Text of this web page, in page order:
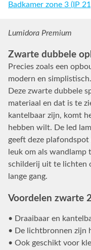
Badkamer zone 3 (IP
Lumidora Premium
Zwarte dubbele
Precies zoals een
modern en simplistisch.
Deze zwarte dubbele
materiaal en dat is te
kantelbaar zijn, komt
hebben wilt. De led
geeft deze
leuk om als wandlamp
schilderij uit te lichten
lange gang.
Voordelen zwarte
• Draaibaar en
• De lichtbronnen zijn
• Ook geschikt voor